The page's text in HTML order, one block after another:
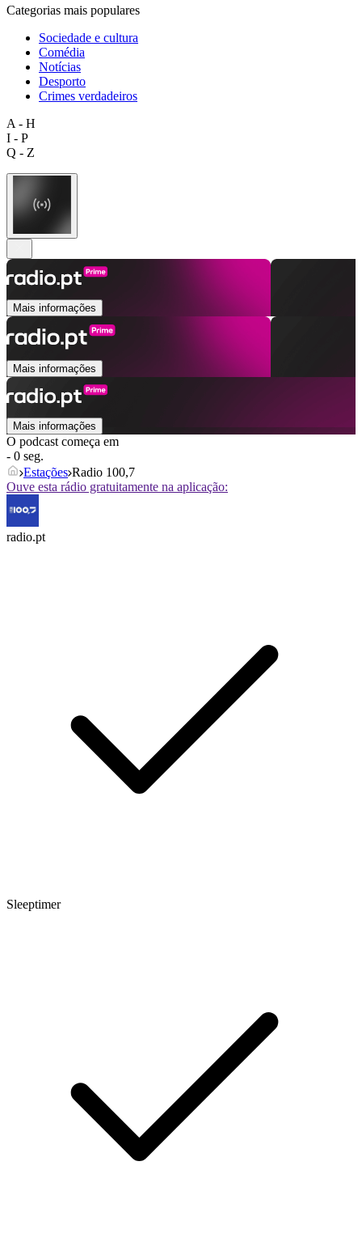
Categorias mais populares
Sociedade e cultura
Comédia
Notícias
Desporto
Crimes verdadeiros
A - H
I - P
Q - Z
Mais informações
Mais informações
Mais informações
O podcast começa em
- 0 seg.
Estações Radio 100,7
Ouve esta rádio gratuitamente na aplicação:
radio.pt
Sleeptimer